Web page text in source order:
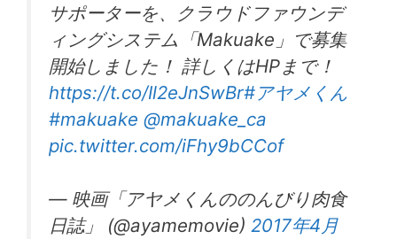
サポーターを、クラウドファウンデ
ィングシステム「Makuake」で募集
開始しました！ 詳しくはHPまで！
https://t.co/Il2eJnSwBr#アヤメくん
#makuake @makuake_ca
pic.twitter.com/iFhy9bCCof
— 映画「アヤメくんののんびり肉食
日誌」 (@ayamemovie) 2017年4月